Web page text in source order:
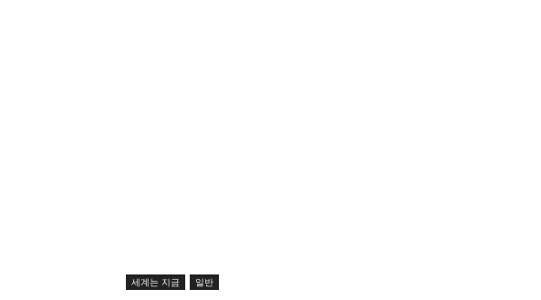
세계는 지금 일반